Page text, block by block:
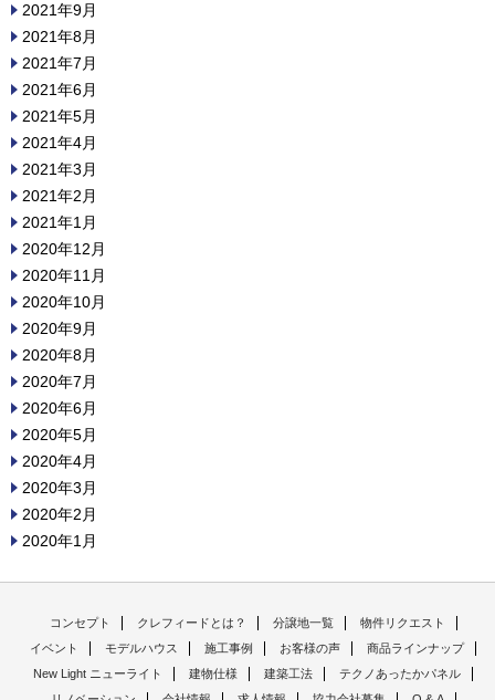
2021年9月
2021年8月
2021年7月
2021年6月
2021年5月
2021年4月
2021年3月
2021年2月
2021年1月
2020年12月
2020年11月
2020年10月
2020年9月
2020年8月
2020年7月
2020年6月
2020年5月
2020年4月
2020年3月
2020年2月
2020年1月
コンセプト クレフィードとは？ 分譲地一覧
物件リクエスト
イベント
モデルハウス 施工事例 お客様の声
商品ラインナップ
New Light ニューライト
建物仕様 建築工法
テクノあったかパネル